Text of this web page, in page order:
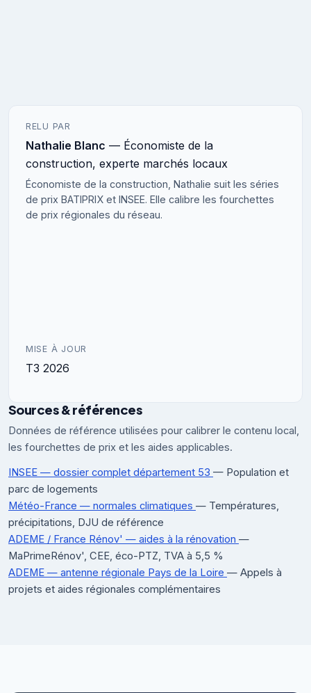
RELU PAR
Nathalie Blanc — Économiste de la
construction, experte marchés locaux
Économiste de la construction, Nathalie suit les séries
de prix BATIPRIX et INSEE. Elle calibre les fourchettes
de prix régionales du réseau.
MISE À JOUR
T3 2026
Sources & références
Données de référence utilisées pour calibrer le contenu local,
les fourchettes de prix et les aides applicables.
INSEE — dossier complet département 53 — Population et
parc de logements
Météo-France — normales climatiques — Températures,
précipitations, DJU de référence
ADEME / France Rénov' — aides à la rénovation —
MaPrimeRénov', CEE, éco-PTZ, TVA à 5,5 %
ADEME — antenne régionale Pays de la Loire — Appels à
projets et aides régionales complémentaires